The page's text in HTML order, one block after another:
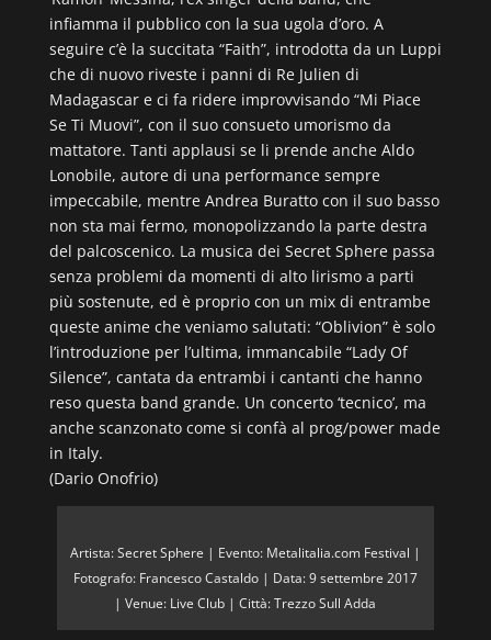
infiamma il pubblico con la sua ugola d’oro. A
seguire c’è la succitata “Faith”, introdotta da un Luppi
che di nuovo riveste i panni di Re Julien di
Madagascar e ci fa ridere improvvisando “Mi Piace
Se Ti Muovi”, con il suo consueto umorismo da
mattatore. Tanti applausi se li prende anche Aldo
Lonobile, autore di una performance sempre
impeccabile, mentre Andrea Buratto con il suo basso
non sta mai fermo, monopolizzando la parte destra
del palcoscenico. La musica dei Secret Sphere passa
senza problemi da momenti di alto lirismo a parti
più sostenute, ed è proprio con un mix di entrambe
queste anime che veniamo salutati: “Oblivion” è solo
l’introduzione per l’ultima, immancabile “Lady Of
Silence”, cantata da entrambi i cantanti che hanno
reso questa band grande. Un concerto ‘tecnico’, ma
anche scanzonato come si confà al prog/power made
in Italy.
(Dario Onofrio)
Artista: Secret Sphere | Evento: Metalitalia.com Festival |
Fotografo: Francesco Castaldo | Data: 9 settembre 2017
| Venue: Live Club | Città: Trezzo Sull Adda